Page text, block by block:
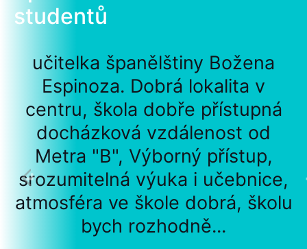
studentů
učitelka španělštiny Božena
Espinoza. Dobrá lokalita v
centru, škola dobře přístupná
docházková vzdálenost od
Metra "B", Výborný přístup,
srozumitelná výuka i učebnice,
atmosféra ve škole dobrá, školu
bych rozhodně...